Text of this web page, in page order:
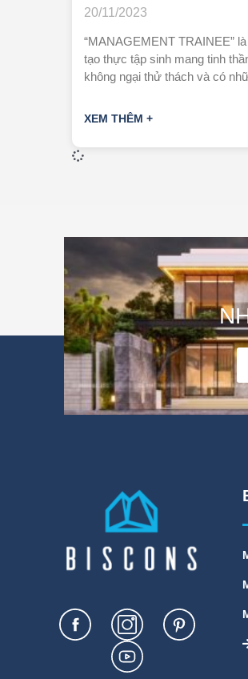
20/11/2023
“MANAGEMENT TRAINEE”
tạo thực tập sinh mang tinh
không ngại thử thách và có
XEM THÊM +